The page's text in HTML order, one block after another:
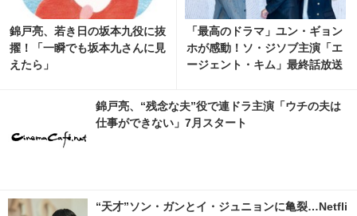
錦戸亮、若き日の坂本九役に抜
擢！「一瞬でも坂本九さんに見
えたら」
「最高のドラマ」ユン・ギョン
ホが感動！ソ・ジソブ主演「エ
ージェント・キム」最終話放送
錦戸亮、“残念な夫”役で連ドラ主演「ウチの夫は
仕事ができない」7月スタート
“天才”ソン・ガンとイ・ジュニョンに亀裂…Netfli